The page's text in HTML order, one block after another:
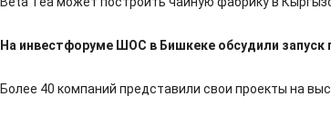
На инвестфоруме ШОС в Бишкеке обсудили запуск
Более 40 компаний представили свои проекты на